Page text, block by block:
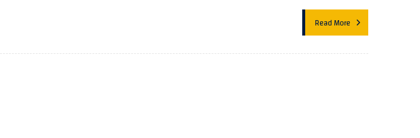
Read More